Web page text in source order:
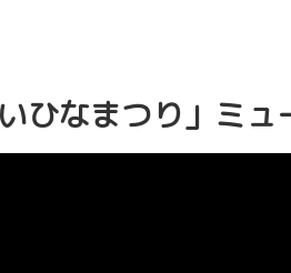
ひなまつり」ミ